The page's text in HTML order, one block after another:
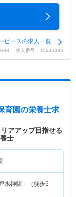
ピースの求人一覧
03 求人番号：10243384
育園の栄養士求
アアップ目指せる
士
水神駅」（徒歩5